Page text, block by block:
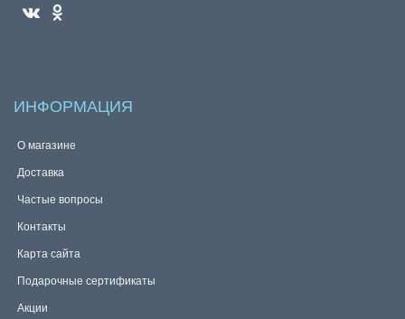
ИНФОРМАЦИЯ
О магазине
Доставка
Частые вопросы
Контакты
Карта сайта
Подарочные сертификаты
Акции